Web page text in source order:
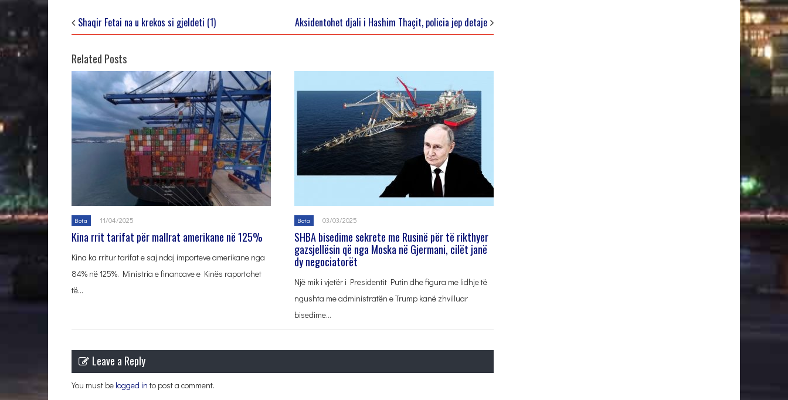
Shaqir Fetai na u krekos si gjeldeti (1) Aksidentohet djali i Hashim Thaçit, policia jep detaje
Related Posts
Bota 11/04/2025
Kina rrit tarifat për mallrat amerikane në 125%
Kina ka rritur tarifat e saj ndaj importeve amerikane nga
84% në 125%. Ministria e financave e Kinës raportohet
të…
Bota 03/03/2025
SHBA bisedime sekrete me Rusinë për të rikthyer
gazsjellësin që nga Moska në Gjermani, cilët janë
dy negociatorët
Një mik i vjetër i Presidentit Putin dhe figura me lidhje të
ngushta me administratën e Trump kanë zhvilluar
bisedime…
Leave a Reply
You must be logged in to post a comment.